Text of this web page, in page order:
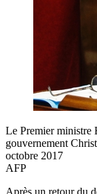
Le Premier ministre
gouvernement
octobre 2017
AFP
Après un retour du